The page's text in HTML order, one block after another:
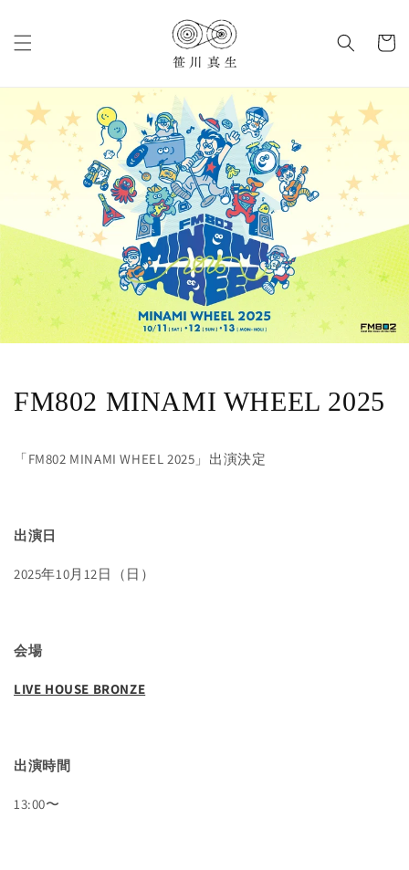
進む
ー
FM802 MINAMI WHEEL 2025
「FM802 MINAMI WHEEL 2025」出演決定
出演日
2025年10月12日（日）
会場
LIVE HOUSE BRONZE
出演時間
13:00〜